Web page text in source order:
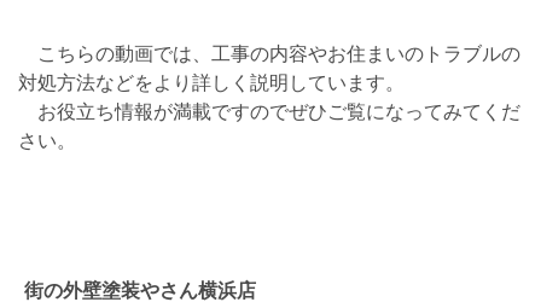
こちらの動画では、工事の内容やお住まいのトラブルの
対処方法などをより詳しく説明しています。
お役立ち情報が満載ですのでぜひご覧になってみてくだ
さい。
街の外壁塗装やさん横浜店